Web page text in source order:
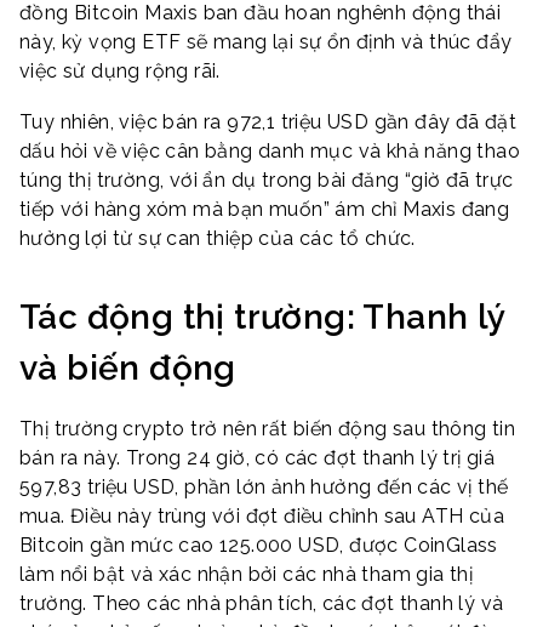
đồng Bitcoin Maxis ban đầu hoan nghênh động thái
này, kỳ vọng ETF sẽ mang lại sự ổn định và thúc đẩy
việc sử dụng rộng rãi.
Tuy nhiên, việc bán ra 972,1 triệu USD gần đây đã đặt
dấu hỏi về việc cân bằng danh mục và khả năng thao
túng thị trường, với ẩn dụ trong bài đăng “giờ đã trực
tiếp với hàng xóm mà bạn muốn” ám chỉ Maxis đang
hưởng lợi từ sự can thiệp của các tổ chức.
Tác động thị trường: Thanh lý
và biến động
Thị trường crypto trở nên rất biến động sau thông tin
bán ra này. Trong 24 giờ, có các đợt thanh lý trị giá
597,83 triệu USD, phần lớn ảnh hưởng đến các vị thế
mua. Điều này trùng với đợt điều chỉnh sau ATH của
Bitcoin gần mức cao 125.000 USD, được CoinGlass
làm nổi bật và xác nhận bởi các nhà tham gia thị
trường. Theo các nhà phân tích, các đợt thanh lý và